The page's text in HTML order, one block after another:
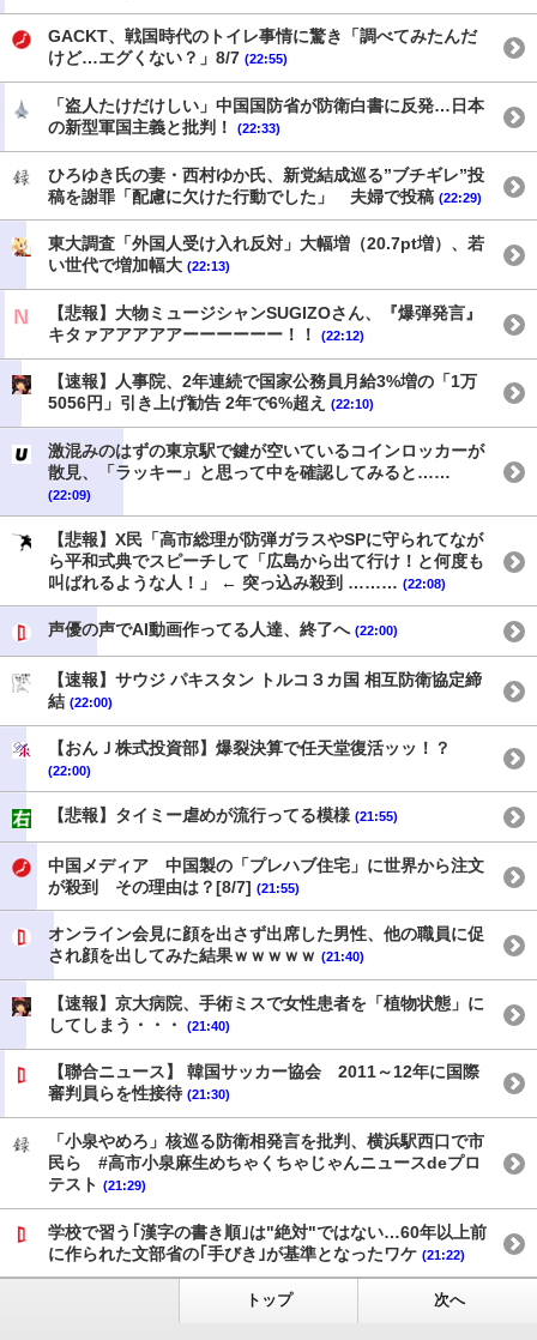
GACKT、戦国時代のトイレ事情に驚き「調べてみたんだ
けど…エグくない？」8/7 (22:55)
「盗人たけだけしい」中国国防省が防衛白書に反発…日本
の新型軍国主義と批判！
(22:33)
ひろゆき氏の妻・西村ゆか氏、新党結成巡る”ブチギレ”投
稿を謝罪「配慮に欠けた行動でした」 夫婦で投稿 (22:29)
東大調査「外国人受け入れ反対」大幅増（20.7pt増）、若
い世代で増加幅大 (22:13)
【悲報】大物ミュージシャンSUGIZOさん、『爆弾発言』
キタァアアアアアーーーーーー！！
(22:12)
【速報】人事院、2年連続で国家公務員月給3%増の「1万
5056円」引き上げ勧告 2年で6%超え
(22:10)
激混みのはずの東京駅で鍵が空いているコインロッカーが
散見、「ラッキー」と思って中を確認してみると……
(22:09)
【悲報】X民「高市総理が防弾ガラスやSPに守られてなが
ら平和式典でスピーチして「広島から出て行け！と何度も
叫ばれるような人！」 ← 突っ込み殺到 ……… (22:08)
声優の声でAI動画作ってる人達、終了へ (22:00)
【速報】サウジ パキスタン トルコ３カ国 相互防衛協定締
結 (22:00)
【おんＪ株式投資部】爆裂決算で任天堂復活ッッ！？
(22:00)
【悲報】タイミー虐めが流行ってる模様 (21:55)
中国メディア 中国製の「プレハブ住宅」に世界から注文
が殺到 その理由は？[8/7] (21:55)
オンライン会見に顔を出さず出席した男性、他の職員に促
され顔を出してみた結果ｗｗｗｗｗ (21:40)
【速報】京大病院、手術ミスで女性患者を「植物状態」に
してしまう・・・
(21:40)
【聯合ニュース】 韓国サッカー協会 2011～12年に国際
審判員らを性接待 (21:30)
「小泉やめろ」核巡る防衛相発言を批判、横浜駅西口で市
民ら #高市小泉麻生めちゃくちゃじゃんニュースdeプロ
テスト (21:29)
学校で習う｢漢字の書き順｣は"絶対"ではない…60年以上前
に作られた文部省の｢手びき｣が基準となったワケ (21:22)
トップ 次へ